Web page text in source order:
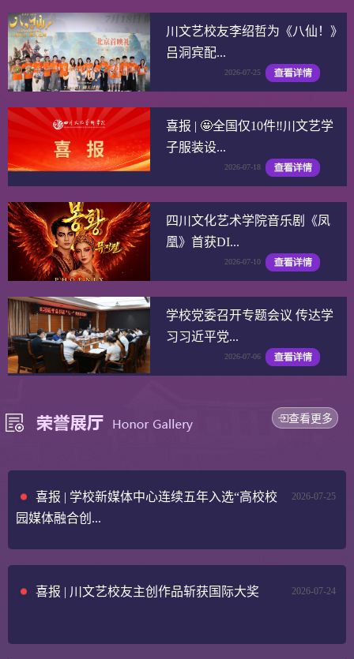
川文艺校友李绍哲为《八仙！》
吕洞宾配...
2026-07-25
喜报 | 🤩全国仅10件‼️川文艺学
子服装设...
2026-07-18
四川文化艺术学院音乐剧《凤
凰》首获DI...
2026-07-10
学校党委召开专题会议 传达学
习习近平党...
2026-07-06
查看更多
2026-07-25
喜报 | 学校新媒体中心连续五年入选“高校校
园媒体融合创...
2026-07-24
喜报 | 川文艺校友主创作品斩获国际大奖